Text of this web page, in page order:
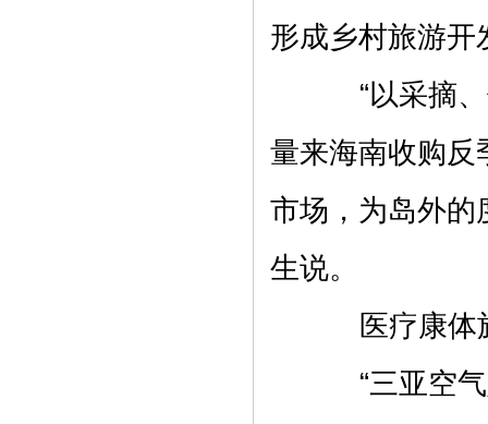
形成乡村旅游开
“以采摘、
量来海南收购反
市场，为岛外的
生说。
医疗康体
“三亚空气